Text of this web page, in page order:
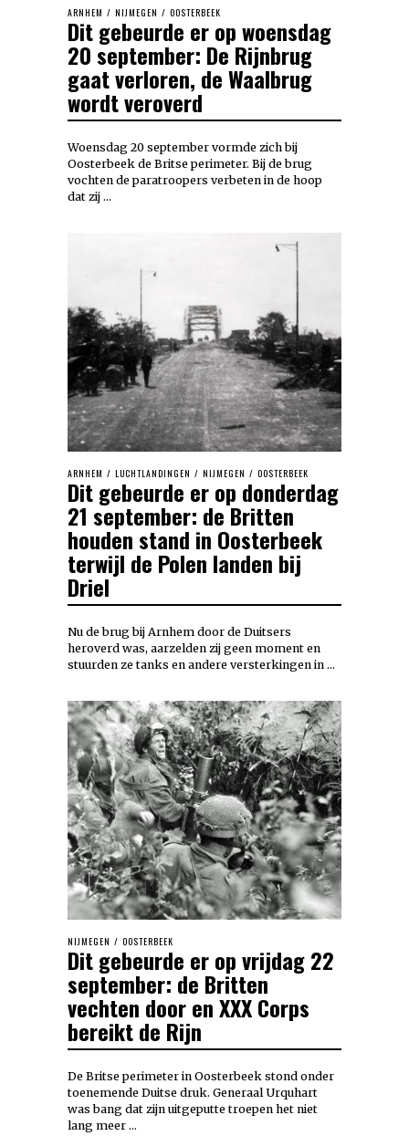
ARNHEM / NIJMEGEN / OOSTERBEEK
Dit gebeurde er op woensdag
20 september: De Rijnbrug
gaat verloren, de Waalbrug
wordt veroverd
Woensdag 20 september vormde zich bij
Oosterbeek de Britse perimeter. Bij de brug
vochten de paratroopers verbeten in de hoop
dat zij …
ARNHEM / LUCHTLANDINGEN / NIJMEGEN / OOSTERBEEK
Dit gebeurde er op donderdag
21 september: de Britten
houden stand in Oosterbeek
terwijl de Polen landen bij
Driel
Nu de brug bij Arnhem door de Duitsers
heroverd was, aarzelden zij geen moment en
stuurden ze tanks en andere versterkingen in …
NIJMEGEN / OOSTERBEEK
Dit gebeurde er op vrijdag 22
september: de Britten
vechten door en XXX Corps
bereikt de Rijn
De Britse perimeter in Oosterbeek stond onder
toenemende Duitse druk. Generaal Urquhart
was bang dat zijn uitgeputte troepen het niet
lang meer …